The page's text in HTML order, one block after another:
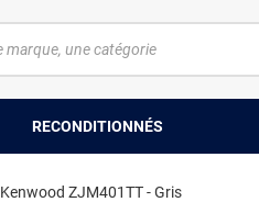
RECONDITIONNÉS
Kenwood ZJM401TT - Gris